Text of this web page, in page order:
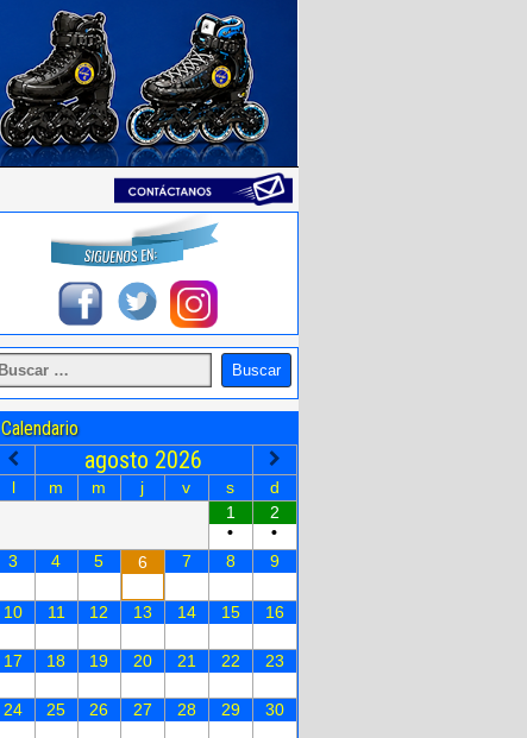
Calendario
agosto 2026
l m m j v s
d
1
•
2
•
3
4 5 6 7 8 9
10 11 12 13 14 15 16
17 18 19 20 21 22 23
24 25 26 27 28 29 30